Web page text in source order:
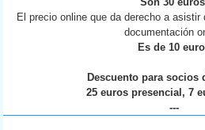
El precio online que da derecho a
documentación
Es de 10
Descuento para socios
25 euros presencial, 7
---